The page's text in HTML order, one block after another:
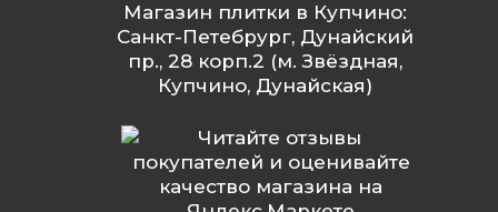
Магазин плитки в Купчино:
Санкт-Петебрург, Дунайский
пр., 28 корп.2 (м. Звёздная,
Купчино, Дунайская)